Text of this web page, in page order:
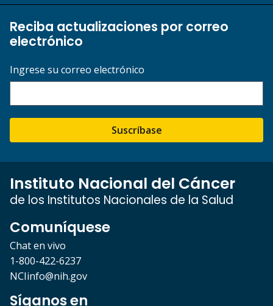
Reciba actualizaciones por correo
electrónico
Ingrese su correo electrónico
Suscríbase
Instituto Nacional del Cáncer
de los Institutos Nacionales de la Salud
Comuníquese
Chat en vivo
1-800-422-6237
NCIinfo@nih.gov
Síganos en